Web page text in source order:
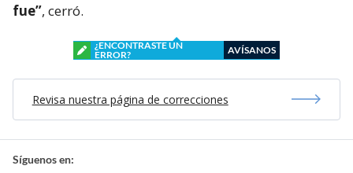
fue”, cerró.
¿ENCONTRASTE UN
ERROR?
AVÍSANOS
Revisa nuestra página de correcciones
Síguenos en: